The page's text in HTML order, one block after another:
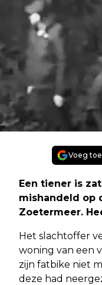
Voeg
Een tiener is
mishandeld op
Zoetermeer.
Het slachtoffer
woning van een
zijn fatbike niet
deze had